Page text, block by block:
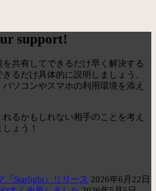
support!
共有してできるだけ早く解決する
るだけ具体的に説明しましょう。
ソコンやスマホの利用環境を添え
るかもしれない相手のことを考え
ょう！
『Starlight』リリース 2026年6月22日